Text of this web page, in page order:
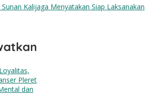
Kalijaga Menyatakan Siap Laksanakan